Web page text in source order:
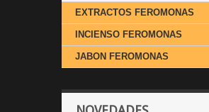
EXTRACTOS FEROMONAS
INCIENSO FEROMONAS
JABON FEROMONAS